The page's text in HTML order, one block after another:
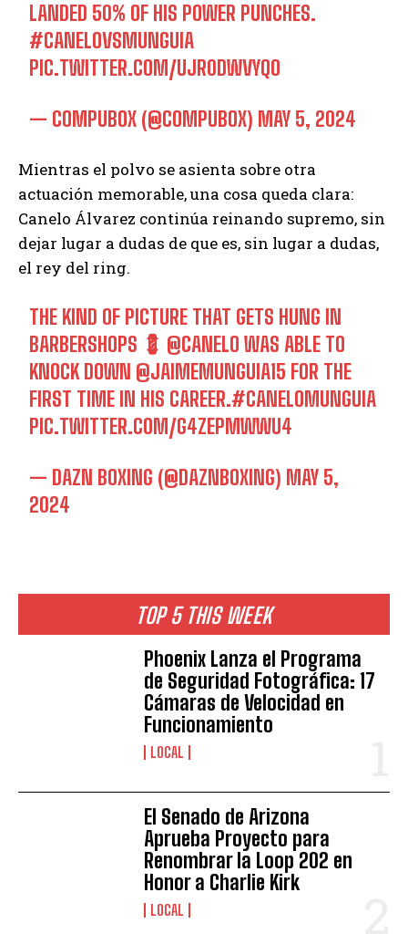
I WANT IN
I've read and accept the Privacy Policy
TOP 5 THIS WEEK
Phoenix Lanza el Programa
de Seguridad Fotográfica: 17
Cámaras de Velocidad en
Funcionamiento
LOCAL
El Senado de Arizona
Aprueba Proyecto para
Renombrar la Loop 202 en
Honor a Charlie Kirk
LOCAL
LANDED 50% OF HIS POWER PUNCHES.
#CANELOVSMUNGUIA
PIC.TWITTER.COM/UJR0DWVYQO
— COMPUBOX (@COMPUBOX) MAY 5, 2024
Mientras el polvo se asienta sobre otra
actuación memorable, una cosa queda clara:
Canelo Álvarez continúa reinando supremo, sin
dejar lugar a dudas de que es, sin lugar a dudas,
el rey del ring.
THE KIND OF PICTURE THAT GETS HUNG IN
BARBERSHOPS 💈 @CANELO WAS ABLE TO
KNOCK DOWN @JAIMEMUNGUIA15 FOR THE
FIRST TIME IN HIS CAREER.#CANELOMUNGUIA
PIC.TWITTER.COM/G4ZEPMWWU4
— DAZN BOXING (@DAZNBOXING) MAY 5,
2024